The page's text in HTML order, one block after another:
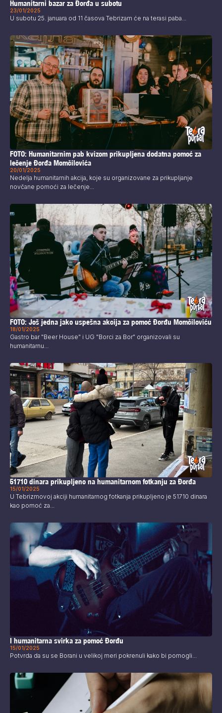
Humanitarni bazar za Đorđa u subotu
23/01/2025
U subotu 25. januara od 11 časova Tebrizam će na terasi paba...
FOTO: Humanitarnim pab kvizom prikupljena dodatna pomoć za
lečenje Đorđa Momčilovića
20/01/2025
Nedelja humanitarnih akcija, koje su organizovane za prikupljanje
novčane pomoći za lečenje...
FOTO: Još jedna jako uspešna akcija za pomoć Đorđu Momčiloviću
18/01/2025
Gastro bar "Beer House" i UG "Borci za Bor" organizovali su
humanitarnu...
51710 dinara prikupljeno na humanitarnom fotkanju za Đorđa
15/01/2025
U Tebrizmovoj akciji humanitarnog fotkanja prikupljeno je 51710 dinara
kao pomoć za...
I humanitarna svirka za pomoć Đorđu
15/01/2025
Potvrda da su se Borani u velikoj meri pokrenuli kako bi pomogli...